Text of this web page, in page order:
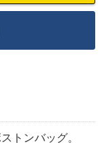
トンバッグ。